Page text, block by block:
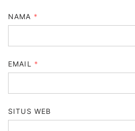
NAMA *
EMAIL *
SITUS WEB